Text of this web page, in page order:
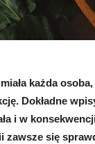
każda
Dokładne
i w
się